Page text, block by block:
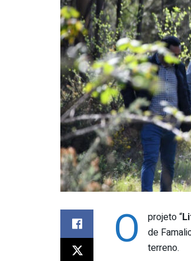
O projeto “
de
terreno.